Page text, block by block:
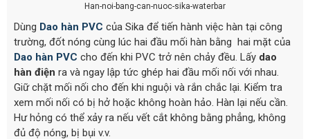
Han-noi-bang-can-nuoc-sika-waterbar
Dùng Dao hàn PVC của Sika để tiến hành việc hàn tại công
trường, đốt nóng cùng lúc hai đầu mối hàn bằng hai mặt của
Dao hàn PVC cho đến khi PVC trở nên chảy đều. Lấy dao
hàn điện ra và ngay lập tức ghép hai đầu mối nối với nhau.
Giữ chặt mối nối cho đến khi nguội và rắn chắc lại. Kiểm tra
xem mối nối có bị hở hoặc không hoàn hảo. Hàn lại nếu cần.
Hư hỏng có thể xảy ra nếu vết cắt không bằng phẳng, không
đủ độ nóng, bị bụi v.v.